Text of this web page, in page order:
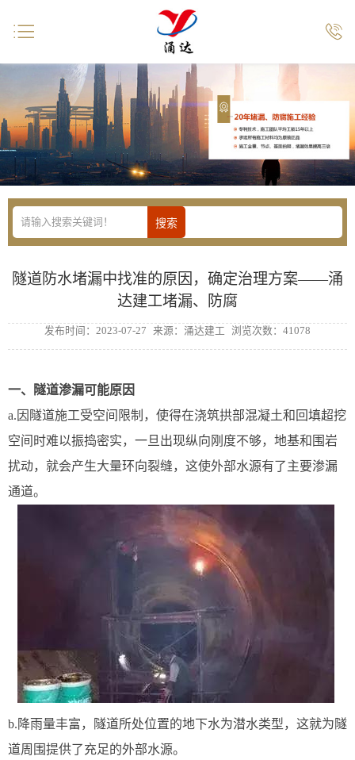
隧道防水堵漏中找准的原因，确定治理方案――涌
达建工堵漏、防腐
发布时间：2023-07-27 来源：涌达建工 浏览次数：41078
一、隧道渗漏可能原因
a.因隧道施工受空间限制，使得在浇筑拱部混凝土和回填超挖
空间时难以振捣密实，一旦出现纵向刚度不够，地基和围岩
扰动，就会产生大量环向裂缝，这使外部水源有了主要渗漏
通道。
b.降雨量丰富，隧道所处位置的地下水为潜水类型，这就为隧
道周围提供了充足的外部水源。
 